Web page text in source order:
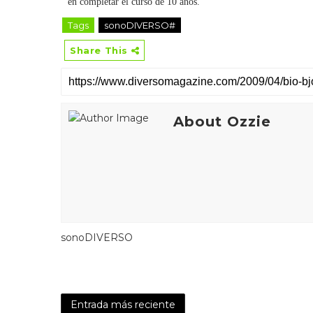
Tags sonoDIVERSO#
Share This
About Ozzie
sonoDIVERSO
Entrada más reciente